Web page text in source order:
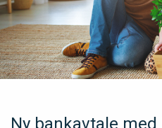
Ny bankavtale